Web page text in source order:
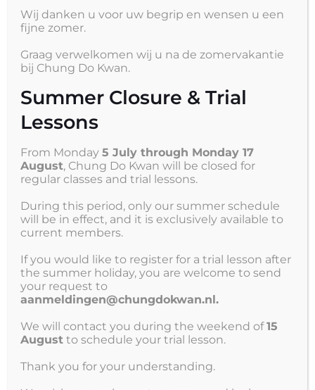
en nieuwe trainingsmaterialen. Onze unieke
buitenlessen, welke plaats hebben gevonden tijdens de
Corona pandemie kennen helaas ook een
eindafrekening: alle nieuwe materialen die eigenlijk
bestemd waren voor de komende twee seizoenen zijn
buitenschoenen en de slechte weersomstandigheden)
al enorm beschadigd geraakt, waarvan sommige
inmiddels zelfs alweer aan vervanging toe zijn.
Wij zoeken sponsors
Ook voor dit jaar zijn wij weer op zoek naar nieuwe
sponsoren die wij uiteraard niet alleen persoonlijk, maar
ook via alle mogelijke kanalen in het zonnetje zullen
zetten. Ook verschijnt dit dankbericht (met logo) in
website.
Belangrijk: wij zoeken nog een hoofdsponsor voor
het seizoen 2023-2024! Bij hoofdsponsoring zal uw
bedrijfslogo ook op de pakken van het
instructieteam worden gezet en een eigen zichtbare
uitgedragen.
Wij danken u voor uw begrip en wensen u een
fijne zomer.
Graag verwelkomen wij u na de zomervakantie
bij Chung Do Kwan.
Summer Closure & Trial
Lessons
From Monday5 July through Monday 17
August, Chung Do Kwan will be closed for
regular classes and trial lessons.
During this period, only our summer schedule
will be in effect, and it is exclusively available to
current members.
If you would like to register for a trial lesson after
the summer holiday, you are welcome to send
your request to
aanmeldingen@chungdokwan.nl.
We will contact you during the weekend of15
August to schedule your trial lesson.
Thank you for your understanding.